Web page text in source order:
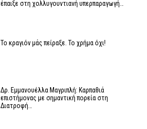
έπαιξε στη χολλυγουντιανή υπερπαραγωγή…
Το κραγιόν μάς πείραξε. Το χρήμα όχι!
Δρ. Εμμανουέλλα Μαγριπλή: Καρπαθιά
επιστήμονας με σημαντική πορεία στη
Διατροφή…